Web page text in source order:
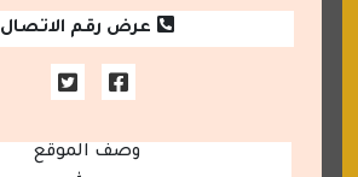
عرض رقم الاتصال
وصف الموقع